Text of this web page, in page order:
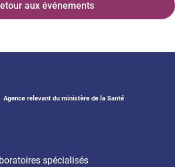
aux événements
Agence relevant du ministère de la Santé
spécialisés